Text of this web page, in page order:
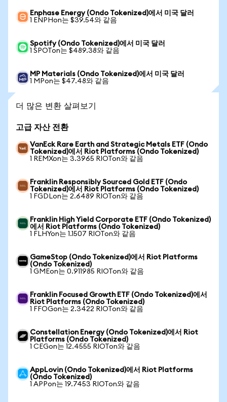
Enphase Energy (Ondo Tokenized)에서 미국 달러
1 ENPHon는 $39.54와 같음
Spotify (Ondo Tokenized)에서 미국 달러
1 SPOTon는 $489.38와 같음
MP Materials (Ondo Tokenized)에서 미국 달러
1 MPon는 $47.48와 같음
더 많은 변환 살펴보기
고급 자산 전환
VanEck Rare Earth and Strategic Metals ETF (Ondo
Tokenized)에서 Riot Platforms (Ondo Tokenized)
1 REMXon는 3.3965 RIOTon와 같음
Franklin Responsibly Sourced Gold ETF (Ondo
Tokenized)에서 Riot Platforms (Ondo Tokenized)
1 FGDLon는 2.6489 RIOTon와 같음
Franklin High Yield Corporate ETF (Ondo Tokenized)
에서 Riot Platforms (Ondo Tokenized)
1 FLHYon는 1.1507 RIOTon와 같음
GameStop (Ondo Tokenized)에서 Riot Platforms
(Ondo Tokenized)
1 GMEon는 0.911985 RIOTon와 같음
Franklin Focused Growth ETF (Ondo Tokenized)에서
Riot Platforms (Ondo Tokenized)
1 FFOGon는 2.3422 RIOTon와 같음
Constellation Energy (Ondo Tokenized)에서 Riot
Platforms (Ondo Tokenized)
1 CEGon는 12.4555 RIOTon와 같음
AppLovin (Ondo Tokenized)에서 Riot Platforms
(Ondo Tokenized)
1 APPon는 19.7453 RIOTon와 같음